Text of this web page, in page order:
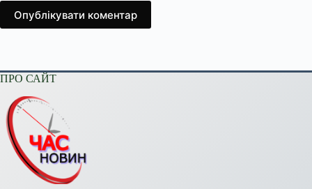
Опублікувати коментар
ПРО САЙТ